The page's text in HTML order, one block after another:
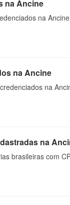
na Ancine
na
na Ancine
na
na
brasileiras com